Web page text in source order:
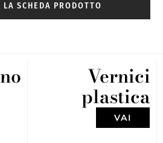
LA SCHEDA PRODOTTO
Vernici
plastica
VAI